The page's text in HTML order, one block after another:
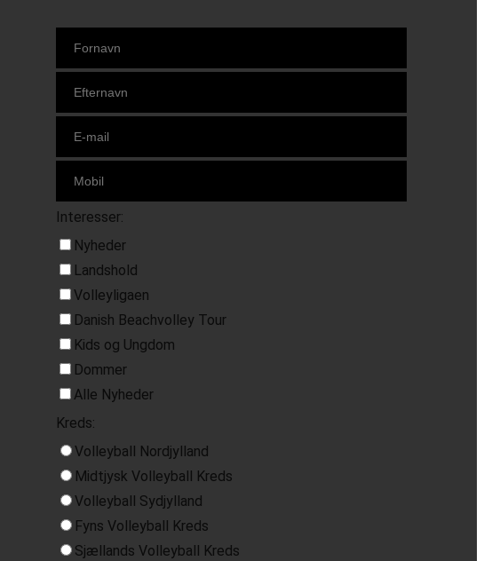
Interesser:
Nyheder
Landshold
Volleyligaen
Danish Beachvolley Tour
Kids og Ungdom
Dommer
Alle Nyheder
Kreds:
Volleyball Nordjylland
Midtjysk Volleyball Kreds
Volleyball Sydjylland
Fyns Volleyball Kreds
Sjællands Volleyball Kreds